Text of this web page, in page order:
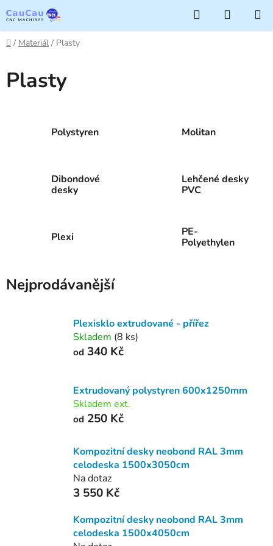
na
obsah
Hledat
KOŠÍK
Domů
/ Materiál / Plasty
Plasty
Polystyren Molitan
Dibondové
desky
Lehčené desky
PVC
Plexi
PE-
Polyethylen
Nejprodávanější
Plexisklo extrudované - přířez
Skladem (8 ks)
od 340 Kč
Extrudovaný polystyren 600x1250mm
Skladem ext.
od 250 Kč
Kompozitní desky neobond RAL 3mm
celodeska 1500x3050cm
Na dotaz
3 550 Kč
Kompozitní desky neobond RAL 3mm
celodeska 1500x4050cm